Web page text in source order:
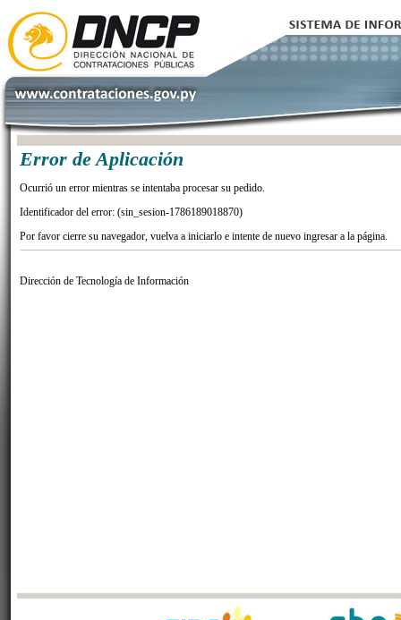
Error de Aplicación
Ocurrió un error mientras se intentaba procesar su pedido.
Identificador del error: (sin_sesion-1786189018870)
Por favor cierre su navegador, vuelva a iniciarlo e intente de nuevo ingresar a la página.
Dirección de Tecnología de Información